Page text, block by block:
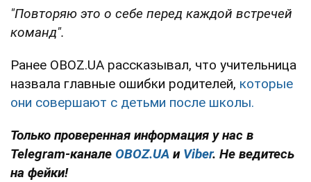
"Повторяю это о себе перед каждой встречей
команд".
Ранее OBOZ.UA рассказывал, что учительница
назвала главные ошибки родителей, которые
они совершают с детьми после школы.
Только проверенная информация у нас в
Telegram-канале OBOZ.UA и Viber. Не ведитесь
на фейки!